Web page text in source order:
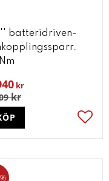
batteridriven-
kr
kr
%